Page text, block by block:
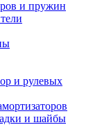
и пружин
и рулевых
и шайбы